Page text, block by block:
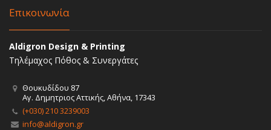
Επικοινωνία
Aldigron Design & Printing
Τηλέμαχος Πόθος & Συνεργάτες
Θουκυδίδου 87
Αγ. Δημητριος Αττικής, Αθήνα, 17343
(+030) 210 3239003
info@aldigron.gr